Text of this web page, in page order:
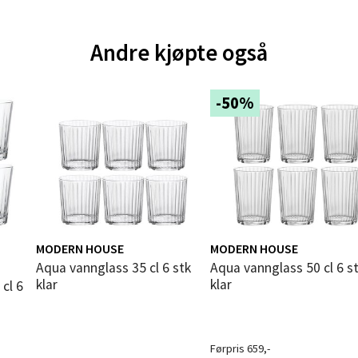
Andre kjøpte også
i
MODERN HOUSE
Aqua vannglass 35 cl 6 stk
klar
-50%
MODERN HOUSE
Aqua vannglass 50 cl 6 stk
klar
Førpris 659,-
- Moldetorget
6413 Molde
10-20
- Thon Senter Malmporten
1, 8514 Narvik